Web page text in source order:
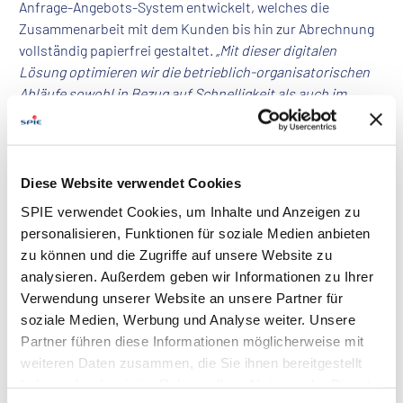
Diese Website verwendet Cookies
SPIE verwendet Cookies, um Inhalte und Anzeigen zu
personalisieren, Funktionen für soziale Medien anbieten
zu können und die Zugriffe auf unsere Website zu
analysieren. Außerdem geben wir Informationen zu Ihrer
Verwendung unserer Website an unsere Partner für
soziale Medien, Werbung und Analyse weiter. Unsere
Partner führen diese Informationen möglicherweise mit
weiteren Daten zusammen, die Sie ihnen bereitgestellt
Anfrage-Angebots-System entwickelt, welches die
Zusammenarbeit mit dem Kunden bis hin zur Abrechnung
vollständig papierfrei gestaltet. „Mit dieser digitalen
Lösung optimieren wir die betrieblich-organisatorischen
Abläufe sowohl in Bezug auf Schnelligkeit als auch im
Hinblick auf die Qualität von Prozessen“,sagt Dirk Lorenz